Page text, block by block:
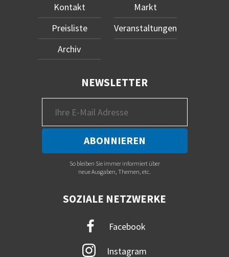
Kontakt
Preisliste
Archiv
Markt
Veranstaltungen
NEWSLETTER
So bleiben Sie immer informiert über
neue Ausgaben, Themen, etc.
SOZIALE NETZWERKE
Facebook
Instagram